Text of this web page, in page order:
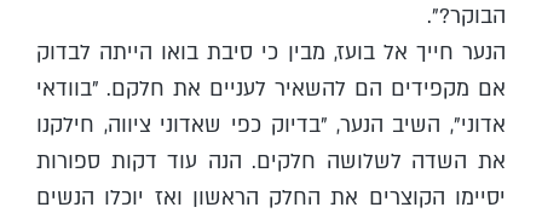
הבוקר?".
הנער חייך אל בועז, מבין כי סיבת בואו הייתה לבדוק
אם מקפידים הם להשאיר לעניים את חלקם. "בוודאי
אדוני", השיב הנער, "בדיוק כפי שאדוני ציווה, חילקנו
את השדה לשלושה חלקים. הנה עוד דקות ספורות
יסיימו הקוצרים את החלק הראשון ואז יוכלו הנשים